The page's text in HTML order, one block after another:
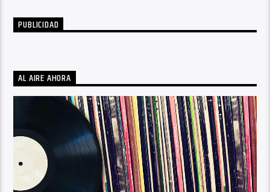
PUBLICIDAD
AL AIRE AHORA